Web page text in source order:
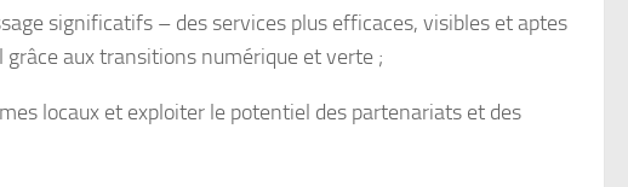
significatifs – des services plus efficaces, visibles et aptes
aux transitions numérique et verte ;
locaux et exploiter le potentiel des partenariats et des